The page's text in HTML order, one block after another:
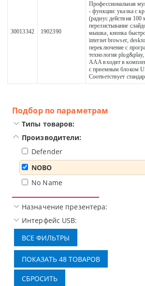
30013342 1902390
Профессиональная
- функции: указка с
(радиус действия 100
перелистывание
мышка, кнопка
internet browser,
переключение с
технология
AAA входят в
с приемным блоком
Соответствует
Подбор по параметрам
Типы товаров:
Производители:
Defender
NOBO
No Name
Назначение презентера:
Интерфейс USB: